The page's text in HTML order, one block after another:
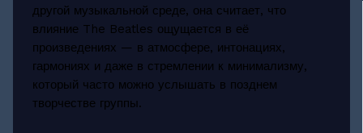
другой музыкальной среде, она считает, что
влияние The Beatles ощущается в её
произведениях — в атмосфере, интонациях,
гармониях и даже в стремлении к минимализму,
который часто можно услышать в позднем
творчестве группы.